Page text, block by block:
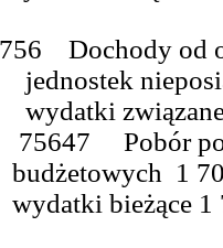
756 Dochody od
jednostek
wydatki
75647 Pobór
budżetowych 1
wydatki bieżące 1